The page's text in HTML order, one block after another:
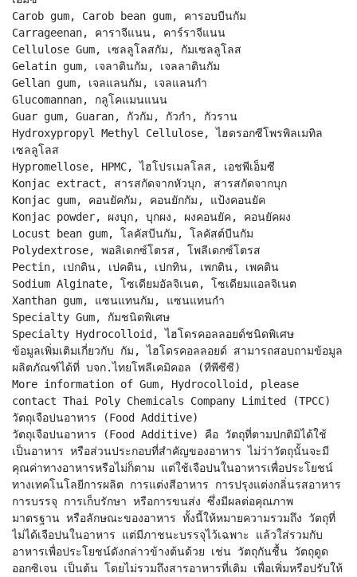
Carob gum, Carob bean gum, คารอบบีนกัม
Carrageenan, คาราจีแนน, คาร์ราจีแนน
Cellulose Gum, เซลลูโลสกัม, กัมเซลลูโลส
Gelatin gum, เจลาตินกัม, เจลลาตินกัม
Gellan gum, เจลแลนกัม, เจลแลนกำ
Glucomannan, กลูโคแมนแนน
Guar gum, Guaran, กัวกัม, กัวกำ, กัวราน
Hydroxypropyl Methyl Cellulose, ไฮดรอกซีโพรพิลเมทิล
เซลลูโลส
Hypromellose, HPMC, ไฮโปรเมลโลส, เอชพีเอ็มซี
Konjac extract, สารสกัดจากหัวบุก, สารสกัดจากบุก
Konjac gum, คอนยัคกัม, คอนยักกัม, แป้งคอนยัค
Konjac powder, ผงบุก, บุกผง, ผงคอนยัค, คอนยัคผง
Locust bean gum, โลคัสบีนกัม, โลคัสต์บีนกัม
Polydextrose, พอลิเดกซ์โตรส, โพลีเดกซ์โตรส
Pectin, เปกติน, เปคติน, เปกทิน, เพกติน, เพคติน
Sodium Alginate, โซเดียมอัลจิเนต, โซเดียมแอลจิเนต
Xanthan gum, แซนแทนกัม, แซนแทนกำ
Specialty Gum, กัมชนิดพิเศษ
Specialty Hydrocolloid, ไฮโดรคอลลอยด์ชนิดพิเศษ
ข้อมูลเพิ่มเติมเกี่ยวกับ กัม, ไฮโดรคอลลอยด์ สามารถสอบถามข้อมูล
ผลิตภัณฑ์ได้ที่ บจก.ไทยโพลีเคมิคอล (ทีพีซีซี)
More information of Gum, Hydrocolloid, please
contact Thai Poly Chemicals Company Limited (TPCC)
วัตถุเจือปนอาหาร (Food Additive)
วัตถุเจือปนอาหาร (Food Additive) คือ วัตถุที่ตามปกติมิได้ใช้
เป็นอาหาร หรือส่วนประกอบที่สำคัญของอาหาร ไม่ว่าวัตถุนั้นจะมี
คุณค่าทางอาหารหรือไม่ก็ตาม แต่ใช้เจือปนในอาหารเพื่อประโยชน์
ทางเทคโนโลยีการผลิต การแต่งสีอาหาร การปรุงแต่งกลิ่นรสอาหาร
การบรรจุ การเก็บรักษา หรือการขนส่ง ซึ่งมีผลต่อคุณภาพ
มาตรฐาน หรือลักษณะของอาหาร ทั้งนี้ให้หมายความรวมถึง วัตถุที่
ไม่ได้เจือปนในอาหาร แต่มีภาชนะบรรจุไว้เฉพาะ แล้วใส่รวมกับ
อาหารเพื่อประโยชน์ดังกล่าวข้างต้นด้วย เช่น วัตถุกันชื้น วัตถุดูด
ออกซิเจน เป็นต้น โดยไม่รวมถึงสารอาหารที่เติม เพื่อเพิ่มหรือปรับให้